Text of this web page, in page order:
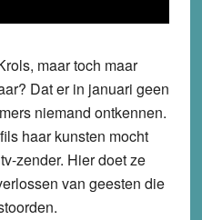
maar toch maar
Dat er in januari geen
niemand ontkennen.
haar kunsten mocht
zender. Hier doet ze
van geesten die